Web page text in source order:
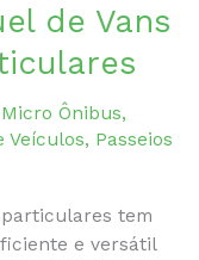
de Vans
Ônibus,
Veículos, Passeios
tem
e versátil